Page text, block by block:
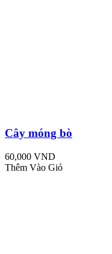
Cây móng bò
60,000 VND
Thêm Vào Giỏ